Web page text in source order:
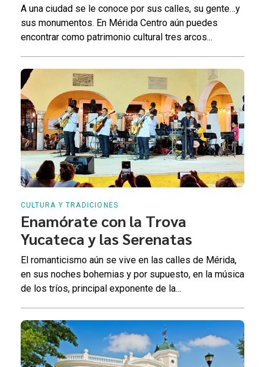
A una ciudad se le conoce por sus calles, su gente…y
sus monumentos. En Mérida Centro aún puedes
encontrar como patrimonio cultural tres arcos...
CULTURA Y TRADICIONES
Enamórate con la Trova
Yucateca y las Serenatas
El romanticismo aún se vive en las calles de Mérida,
en sus noches bohemias y por supuesto, en la música
de los tríos, principal exponente de la...